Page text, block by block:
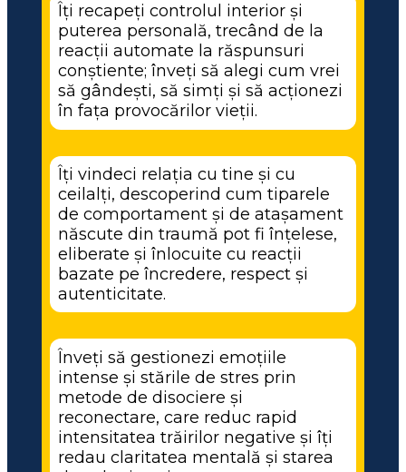
Îți vindeci relația cu tine și cu
ceilalți, descoperind cum tiparele
de comportament și de atașament
născute din traumă pot fi înțelese,
eliberate și înlocuite cu reacții
bazate pe încredere, respect și
autenticitate.
Înveți să gestionezi emoțiile
intense și stările de stres prin
metode de disociere și
reconectare, care reduc rapid
intensitatea trăirilor negative și îți
redau claritatea mentală și starea
Îți recapeți controlul interior și
puterea personală, trecând de la
reacții automate la răspunsuri
conștiente; înveți să alegi cum vrei
să gândești, să simți și să acționezi
în fața provocărilor vieții.